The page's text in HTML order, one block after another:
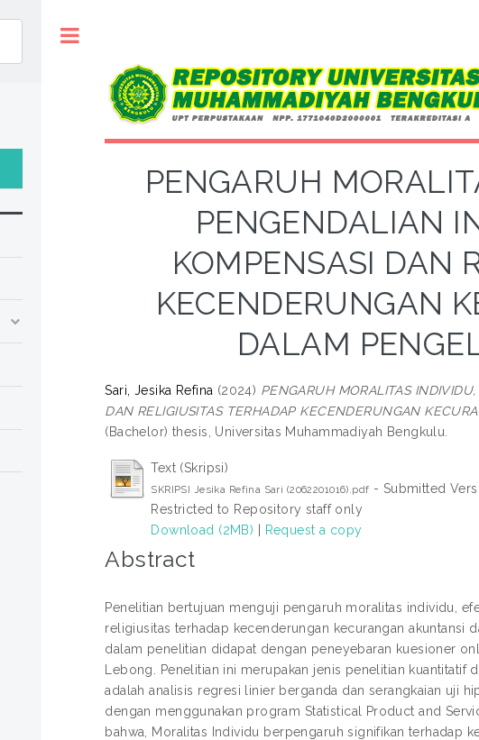
PENGARUH
PENGENDALIAN
KOMPENSASI DAN
KECENDERUNGAN
DALAM
Sari, Jesika Refina (2024) PENGARUH MORALITAS
DAN RELIGIUSITAS TERHADAP KECENDERUNGAN
(Bachelor) thesis, Universitas Muhammadiyah Bengkulu.
Text (Skripsi)
SKRIPSI Jesika Refina Sari (2062201016).pdf - Submitted
Restricted to Repository staff only
Download (2MB) | Request a copy
Abstract
Penelitian bertujuan menguji pengaruh moralitas individu,
religiusitas terhadap kecenderungan kecurangan akuntansi
dalam penelitian didapat dengan peneyebaran kuesioner
Lebong. Penelitian ini merupakan jenis penelitian
adalah analisis regresi linier berganda dan serangkaian uji
dengan menggunakan program Statistical Product and
bahwa, Moralitas Individu berpengaruh signifikan terhadap